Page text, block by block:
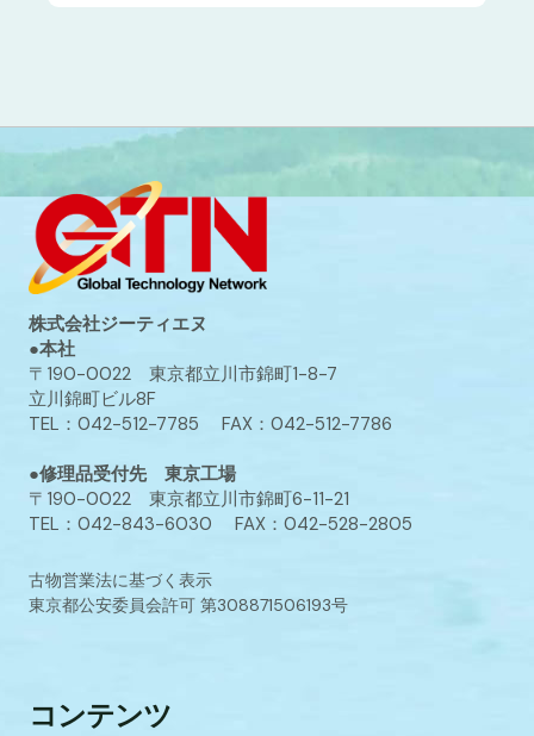
株式会社ジーティエヌ
●本社
〒190-0022 東京都立川市錦町1-8-7
立川錦町ビル8F
TEL：042-512-7785 FAX：042-512-7786
●修理品受付先 東京工場
〒190-0022 東京都立川市錦町6-11-21
TEL：042-843-6030 FAX：042-528-2805
古物営業法に基づく表示
東京都公安委員会許可 第308871506193号
コンテンツ